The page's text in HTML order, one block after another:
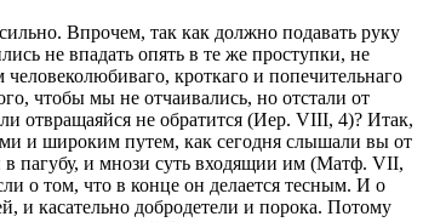
Впрочем, так как должно подавать руку
не впадать опять в те же проступки, не
кроткаго и попечительнаго
чтобы мы не отчаивались, но отстали от
отвращаяйся не обратится (Иер. VIII, 4)? Итак,
и широким путем, как сегодня слышали вы от
в пагубу, и мнози суть входящии им (Матф. VII,
о том, что в конце он делается тесным. И о
и касательно добродетели и порока. Потому